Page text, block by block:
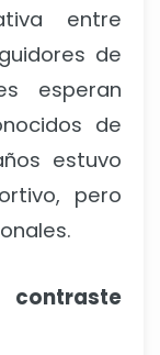
entre
de
esperan
de
estuvo
pero
contraste